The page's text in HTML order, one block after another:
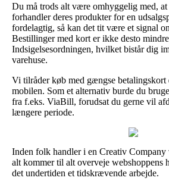
Du må trods alt være omhyggelig med,
forhandler deres produkter for en
fordelagtig, så kan det tit være et signal
Bestillinger med kort er ikke desto
Indsigelsesordningen, hvilket bistår dig
varehuse.
Vi tilråder køb med gængse betalingskort
mobilen. Som et alternativ burde du
fra f.eks. ViaBill, forudsat du gerne vil
længere periode.
Inden folk handler i en Creativ
alt kommer til alt overveje webshoppens
det undertiden et tidskrævende arbejde.